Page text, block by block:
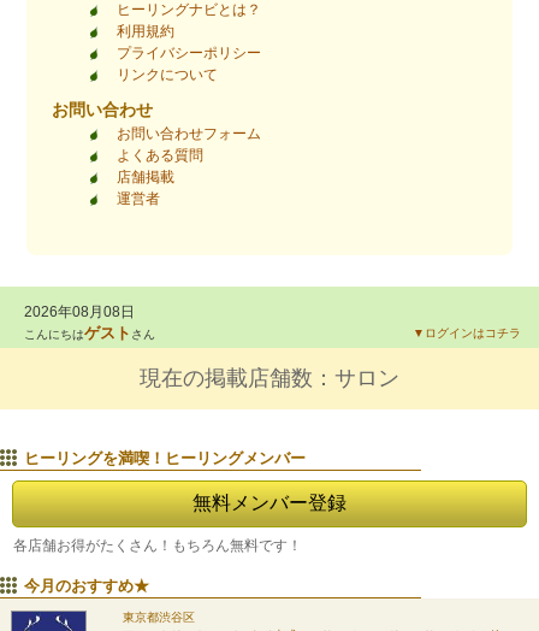
ヒーリングナビとは？
利用規約
プライバシーポリシー
リンクについて
お問い合わせ
お問い合わせフォーム
よくある質問
店舗掲載
運営者
2026年08月08日
こんにちはゲスト さん ▼ログインはコチラ
現在の掲載店舗数： サロン
ヒーリングを満喫！ヒーリングメンバー
無料メンバー登録
各店舗お得がたくさん！もちろん無料です！
今月のおすすめ★
東京都渋谷区